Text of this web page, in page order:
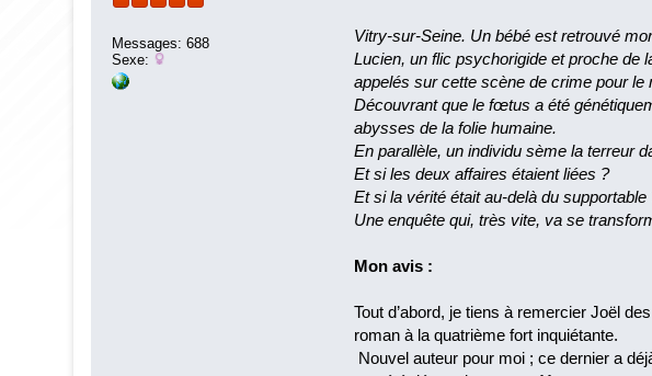
Messages: 688
Sexe:
Vitry-sur-Seine. Un bébé est retrouvé
Lucien, un flic psychorigide et proche de
appelés sur cette scène de crime pour le
Découvrant que le fœtus a été
abysses de la folie humaine.
En parallèle, un individu sème la terreur
Et si les deux affaires étaient liées ?
Et si la vérité était au-delà du supportable
Une enquête qui, très vite, va se
Mon avis :
Tout d’abord, je tiens à remercier Joël
roman à la quatrième fort inquiétante.
Nouvel auteur pour moi ; ce dernier a